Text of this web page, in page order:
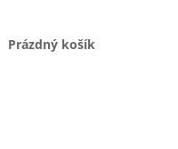
NÁKUPNÍ
KOŠÍK
Prázdný košík